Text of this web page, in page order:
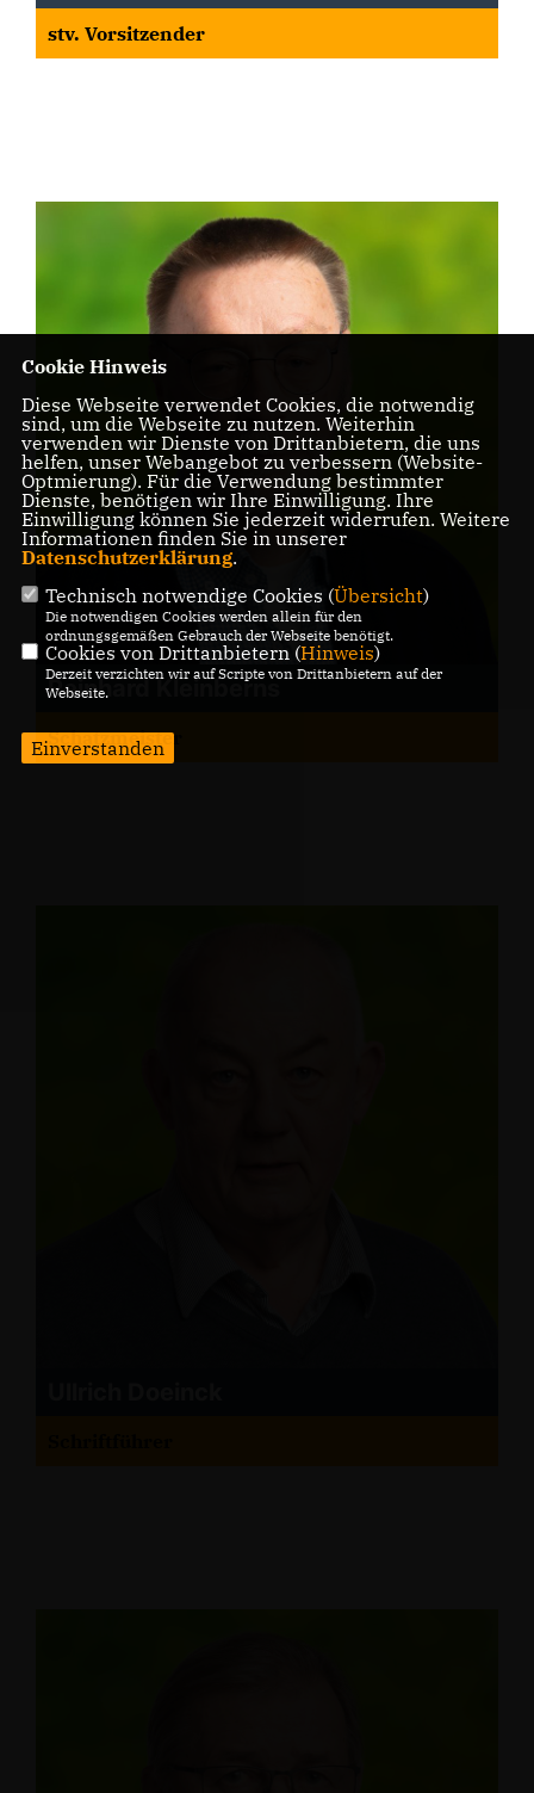
stv. Vorsitzender
Reinhard Kleinberns
Schatzmeister
Cookie Hinweis
Diese Webseite verwendet Cookies, die notwendig
sind, um die Webseite zu nutzen. Weiterhin
verwenden wir Dienste von Drittanbietern, die uns
helfen, unser Webangebot zu verbessern (Website-
Optmierung). Für die Verwendung bestimmter
Dienste, benötigen wir Ihre Einwilligung. Ihre
Einwilligung können Sie jederzeit widerrufen. Weitere
Informationen finden Sie in unserer
Datenschutzerklärung.
Technisch notwendige Cookies (Übersicht)
Die notwendigen Cookies werden allein für den
ordnungsgemäßen Gebrauch der Webseite benötigt.
Cookies von Drittanbietern (Hinweis)
Derzeit verzichten wir auf Scripte von Drittanbietern auf der
Webseite.
Einverstanden